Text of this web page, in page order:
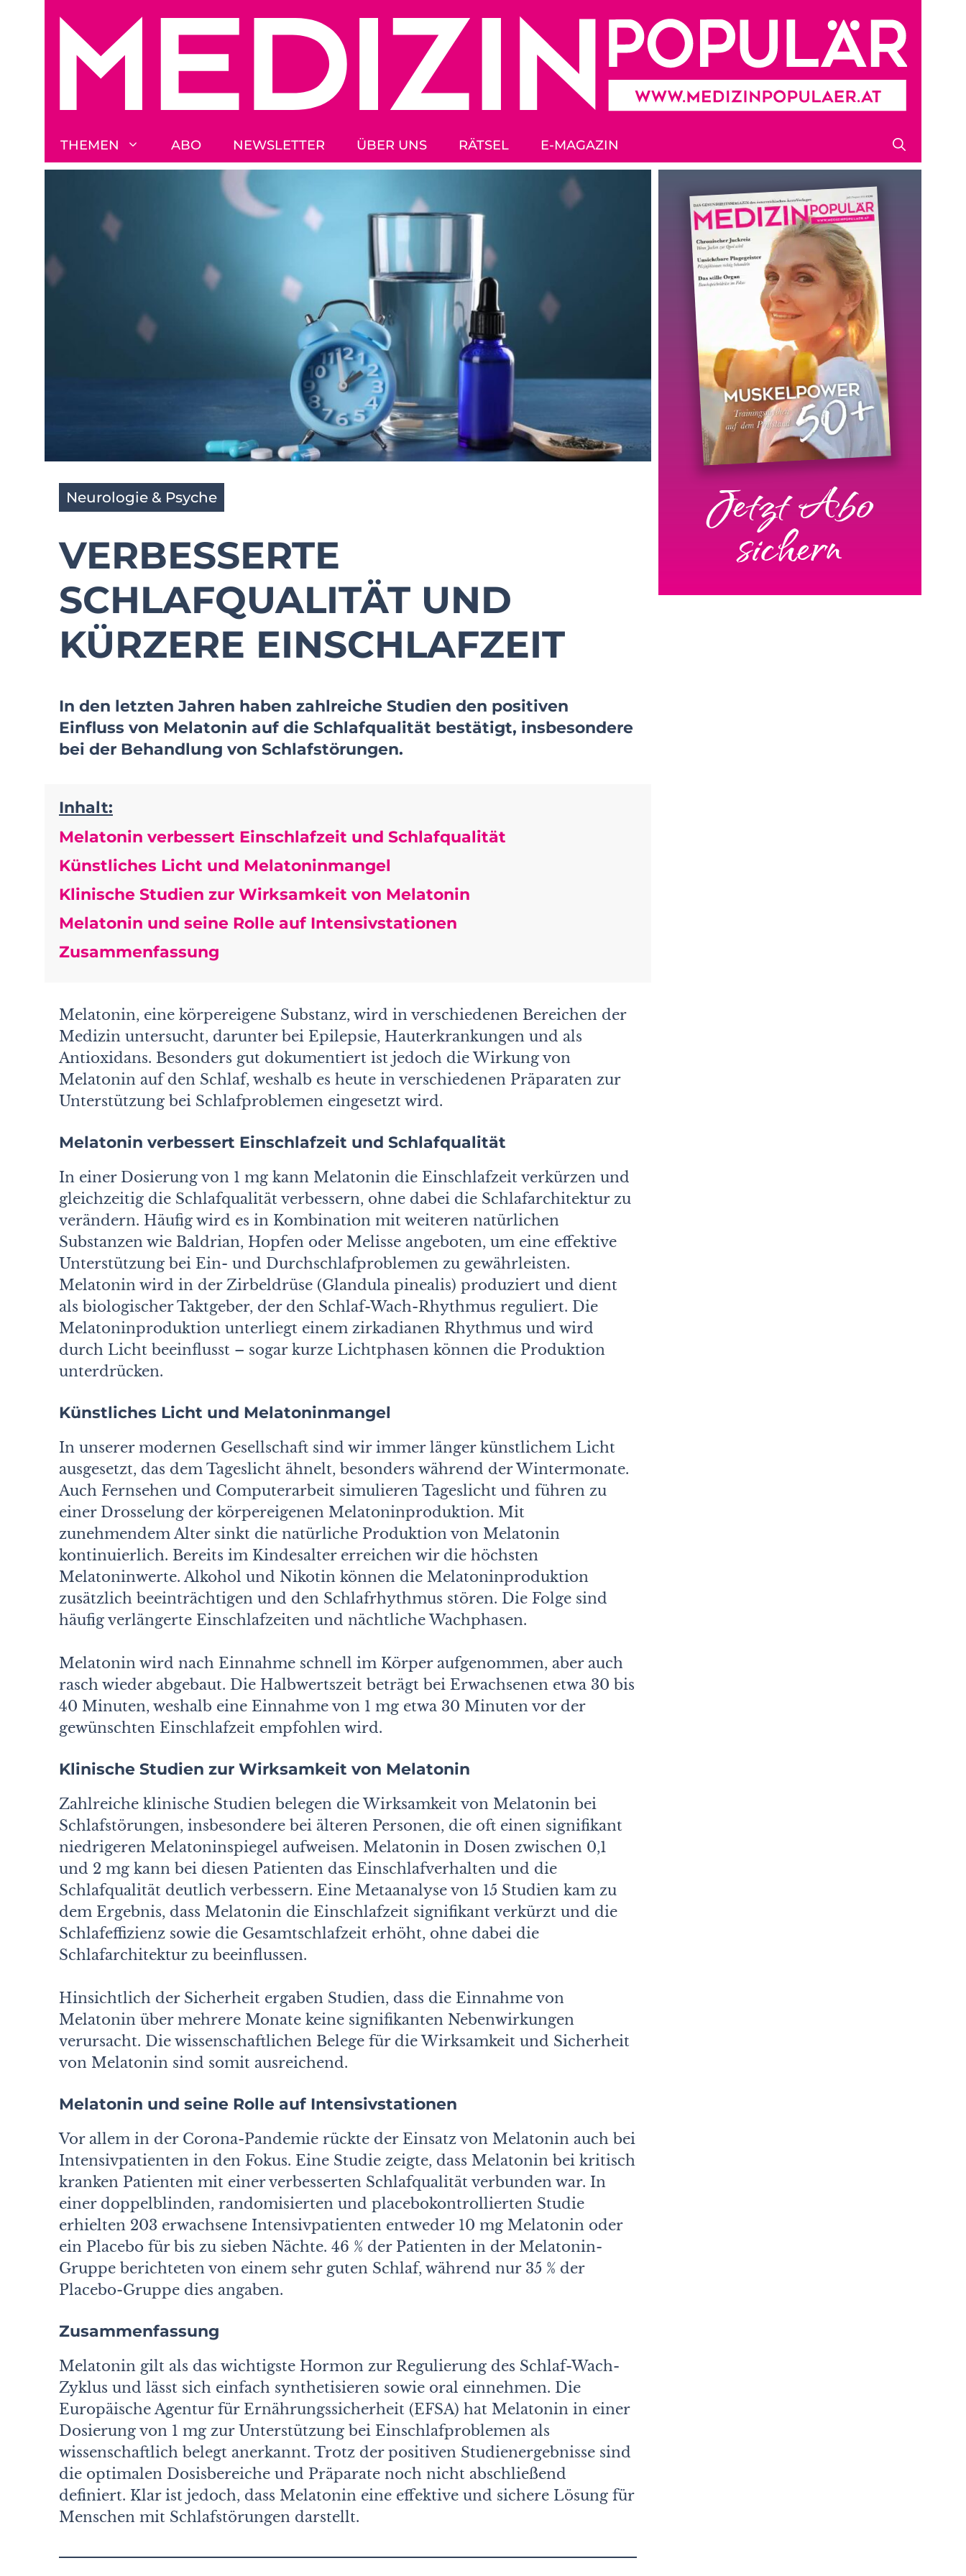
THEMEN ABO NEWSLETTER ÜBER UNS RÄTSEL E-MAGAZIN
Neurologie & Psyche
VERBESSERTE
SCHLAFQUALITÄT UND
KÜRZERE EINSCHLAFZEIT
In den letzten Jahren haben zahlreiche Studien den positiven
Einfluss von Melatonin auf die Schlafqualität bestätigt, insbesondere
bei der Behandlung von Schlafstörungen.
Inhalt:
Melatonin verbessert Einschlafzeit und Schlafqualität
Künstliches Licht und Melatoninmangel
Klinische Studien zur Wirksamkeit von Melatonin
Melatonin und seine Rolle auf Intensivstationen
Zusammenfassung
Melatonin, eine körpereigene Substanz, wird in verschiedenen Bereichen der
Medizin untersucht, darunter bei Epilepsie, Hauterkrankungen und als
Antioxidans. Besonders gut dokumentiert ist jedoch die Wirkung von
Melatonin auf den Schlaf, weshalb es heute in verschiedenen Präparaten zur
Unterstützung bei Schlafproblemen eingesetzt wird.
Melatonin verbessert Einschlafzeit und Schlafqualität
In einer Dosierung von 1 mg kann Melatonin die Einschlafzeit verkürzen und
gleichzeitig die Schlafqualität verbessern, ohne dabei die Schlafarchitektur zu
verändern. Häufig wird es in Kombination mit weiteren natürlichen
Substanzen wie Baldrian, Hopfen oder Melisse angeboten, um eine effektive
Unterstützung bei Ein- und Durchschlafproblemen zu gewährleisten.
Melatonin wird in der Zirbeldrüse (Glandula pinealis) produziert und dient
als biologischer Taktgeber, der den Schlaf-Wach-Rhythmus reguliert. Die
Melatoninproduktion unterliegt einem zirkadianen Rhythmus und wird
durch Licht beeinflusst – sogar kurze Lichtphasen können die Produktion
unterdrücken.
Künstliches Licht und Melatoninmangel
In unserer modernen Gesellschaft sind wir immer länger künstlichem Licht
ausgesetzt, das dem Tageslicht ähnelt, besonders während der Wintermonate.
Auch Fernsehen und Computerarbeit simulieren Tageslicht und führen zu
einer Drosselung der körpereigenen Melatoninproduktion. Mit
zunehmendem Alter sinkt die natürliche Produktion von Melatonin
kontinuierlich. Bereits im Kindesalter erreichen wir die höchsten
Melatoninwerte. Alkohol und Nikotin können die Melatoninproduktion
zusätzlich beeinträchtigen und den Schlafrhythmus stören. Die Folge sind
häufig verlängerte Einschlafzeiten und nächtliche Wachphasen.
Melatonin wird nach Einnahme schnell im Körper aufgenommen, aber auch
rasch wieder abgebaut. Die Halbwertszeit beträgt bei Erwachsenen etwa 30 bis
40 Minuten, weshalb eine Einnahme von 1 mg etwa 30 Minuten vor der
gewünschten Einschlafzeit empfohlen wird.
Klinische Studien zur Wirksamkeit von Melatonin
Zahlreiche klinische Studien belegen die Wirksamkeit von Melatonin bei
Schlafstörungen, insbesondere bei älteren Personen, die oft einen signifikant
niedrigeren Melatoninspiegel aufweisen. Melatonin in Dosen zwischen 0,1
und 2 mg kann bei diesen Patienten das Einschlafverhalten und die
Schlafqualität deutlich verbessern. Eine Metaanalyse von 15 Studien kam zu
dem Ergebnis, dass Melatonin die Einschlafzeit signifikant verkürzt und die
Schlafeffizienz sowie die Gesamtschlafzeit erhöht, ohne dabei die
Schlafarchitektur zu beeinflussen.
Hinsichtlich der Sicherheit ergaben Studien, dass die Einnahme von
Melatonin über mehrere Monate keine signifikanten Nebenwirkungen
verursacht. Die wissenschaftlichen Belege für die Wirksamkeit und Sicherheit
von Melatonin sind somit ausreichend.
Melatonin und seine Rolle auf Intensivstationen
Vor allem in der Corona-Pandemie rückte der Einsatz von Melatonin auch bei
Intensivpatienten in den Fokus. Eine Studie zeigte, dass Melatonin bei kritisch
kranken Patienten mit einer verbesserten Schlafqualität verbunden war. In
einer doppelblinden, randomisierten und placebokontrollierten Studie
erhielten 203 erwachsene Intensivpatienten entweder 10 mg Melatonin oder
ein Placebo für bis zu sieben Nächte. 46 % der Patienten in der Melatonin-
Gruppe berichteten von einem sehr guten Schlaf, während nur 35 % der
Placebo-Gruppe dies angaben.
Zusammenfassung
Melatonin gilt als das wichtigste Hormon zur Regulierung des Schlaf-Wach-
Zyklus und lässt sich einfach synthetisieren sowie oral einnehmen. Die
Europäische Agentur für Ernährungssicherheit (EFSA) hat Melatonin in einer
Dosierung von 1 mg zur Unterstützung bei Einschlafproblemen als
wissenschaftlich belegt anerkannt. Trotz der positiven Studienergebnisse sind
die optimalen Dosisbereiche und Präparate noch nicht abschließend
definiert. Klar ist jedoch, dass Melatonin eine effektive und sichere Lösung für
Menschen mit Schlafstörungen darstellt.
Jetzt Abo
sichern